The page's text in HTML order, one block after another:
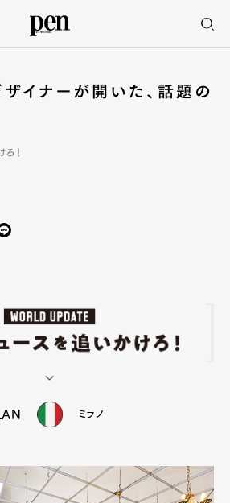
ザイナーが開いた、話題の
！
ミラノ